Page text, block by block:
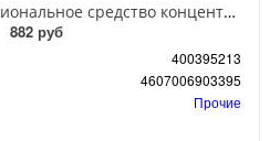
Циперметрин Профессиональное средство концентрат эмульсии 25% для уничтожения тараканов, мух,комаров, блох, клопов, муравьев, ос 50 мл
882 руб
400395213
4607006903395
Прочие